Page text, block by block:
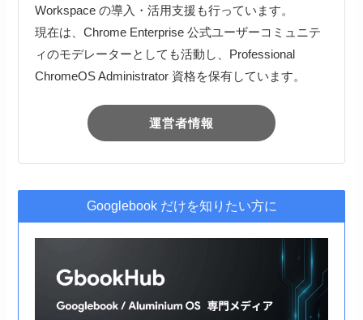
Workspace の導入・活用支援も行っています。
現在は、Chrome Enterprise 公式ユーザーコミュニテ
ィのモデレーターとしても活動し、Professional
ChromeOS Administrator 資格を保有しています。
運営者情報
Googlebook だけを知りたい方に